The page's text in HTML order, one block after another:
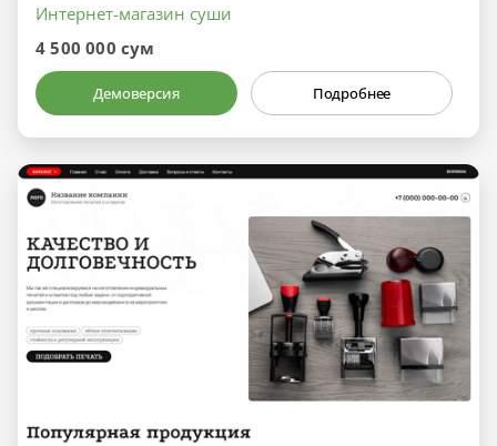
Интернет-магазин суши
4 500 000 сум
Демоверсия Подробнее